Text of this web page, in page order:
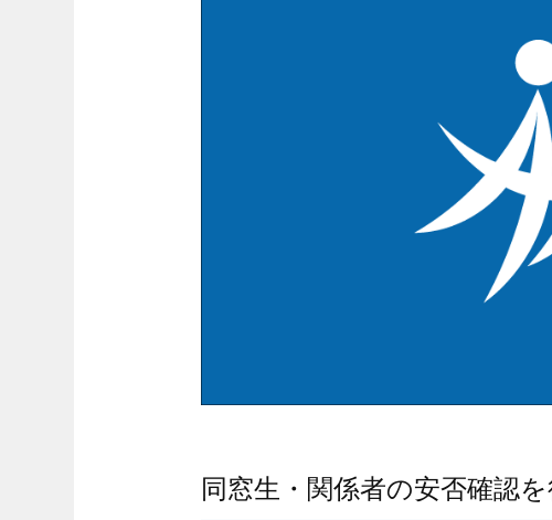
同窓生・関係者の安否確認